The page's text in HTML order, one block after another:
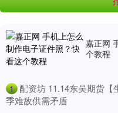
嘉正网
个教程
1 配资坊 11.14东吴期货【
季难敌供需矛盾